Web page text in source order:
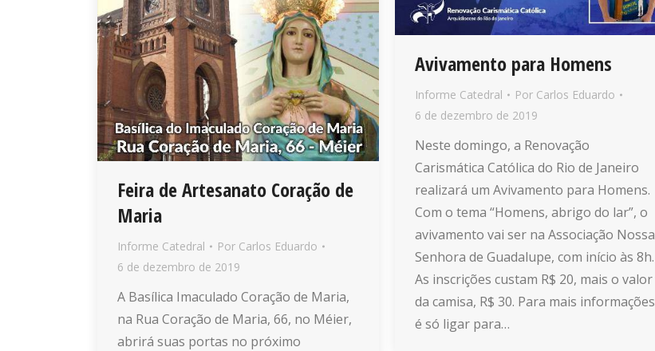
Feira de Artesanato Coração de
Maria
Informe Catedral Por Carlos Eduardo
6 de dezembro de 2019
A Basílica Imaculado Coração de Maria,
na Rua Coração de Maria, 66, no Méier,
abrirá suas portas no próximo
Avivamento para Homens
Informe Catedral Por Carlos Eduardo
6 de dezembro de 2019
Neste domingo, a Renovação
Carismática Católica do Rio de Janeiro
realizará um Avivamento para Homens.
Com o tema “Homens, abrigo do lar”, o
avivamento vai ser na Associação Nossa
Senhora de Guadalupe, com início às 8h.
As inscrições custam R$ 20, mais o valor
da camisa, R$ 30. Para mais informações
é só ligar para…